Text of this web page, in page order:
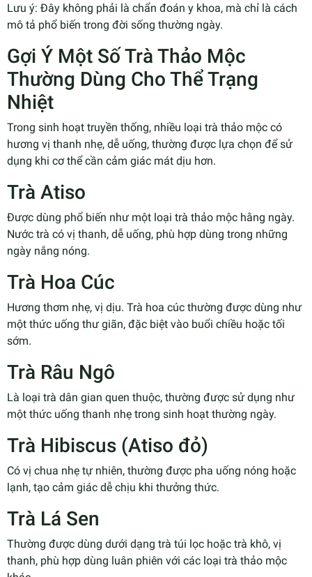
Lưu ý: Đây không phải là chẩn đoán y khoa, mà chỉ là cách
mô tả phổ biến trong đời sống thường ngày.
Gợi Ý Một Số Trà Thảo Mộc
Thường Dùng Cho Thể Trạng
Nhiệt
Trong sinh hoạt truyền thống, nhiều loại trà thảo mộc có
hương vị thanh nhẹ, dễ uống, thường được lựa chọn để sử
dụng khi cơ thể cần cảm giác mát dịu hơn.
Trà Atiso
Được dùng phổ biến như một loại trà thảo mộc hằng ngày.
Nước trà có vị thanh, dễ uống, phù hợp dùng trong những
ngày nắng nóng.
Trà Hoa Cúc
Hương thơm nhẹ, vị dịu. Trà hoa cúc thường được dùng như
một thức uống thư giãn, đặc biệt vào buổi chiều hoặc tối
sớm.
Trà Râu Ngô
Là loại trà dân gian quen thuộc, thường được sử dụng như
một thức uống thanh nhẹ trong sinh hoạt thường ngày.
Trà Hibiscus (Atiso đỏ)
Có vị chua nhẹ tự nhiên, thường được pha uống nóng hoặc
lạnh, tạo cảm giác dễ chịu khi thưởng thức.
Trà Lá Sen
Thường được dùng dưới dạng trà túi lọc hoặc trà khô, vị
thanh, phù hợp dùng luân phiên với các loại trà thảo mộc